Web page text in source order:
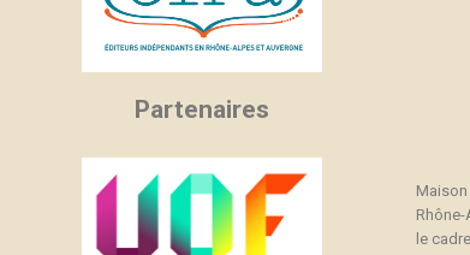
Partenaires
le